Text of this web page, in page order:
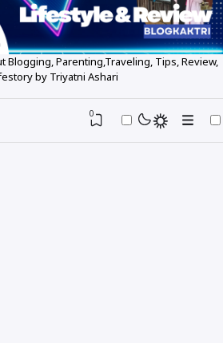
Blogging, Parenting,Traveling, Tips, Review,
by Triyatni Ashari
0